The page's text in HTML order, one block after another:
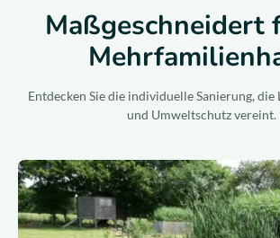
Unsere Verpflichtungen
Unsere Beratung
Kontaktieren Sie uns
Maßgeschneidert
Entdecken Sie die individuelle Sanierung, die
und Umweltschutz vereint.